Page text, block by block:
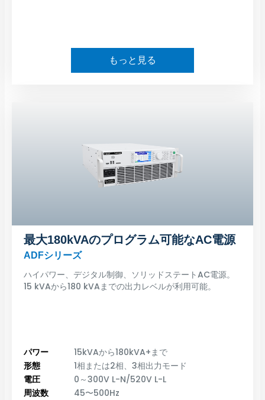
もっと見る
最大180kVAのプログラム可能なAC電源
ADFシリーズ
ハイパワー、デジタル制御、ソリッドステートAC電源。
15 kVAから180 kVAまでの出力レベルが利用可能。
パワー
15kVAから180kVA+まで
形態
1相または2相、3相出力モード
電圧
0～300V L-N/520V L-L
周波数
45〜500Hz